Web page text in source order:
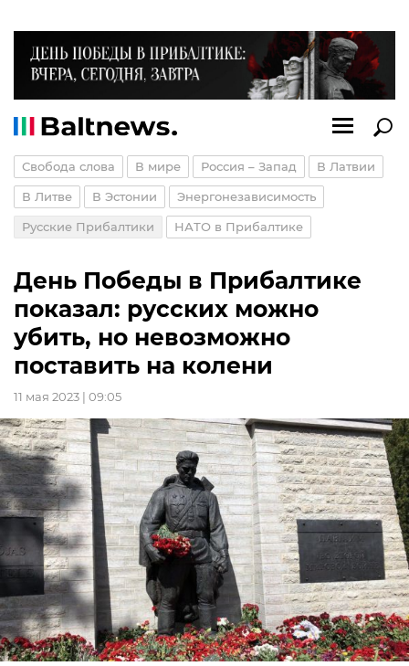
Свобода слова В мире Россия – Запад В Латвии
В Литве В Эстонии Энергонезависимость
Русские Прибалтики НАТО в Прибалтике
День Победы в Прибалтике
показал: русских можно
убить, но невозможно
поставить на колени
11 мая 2023 | 09:05